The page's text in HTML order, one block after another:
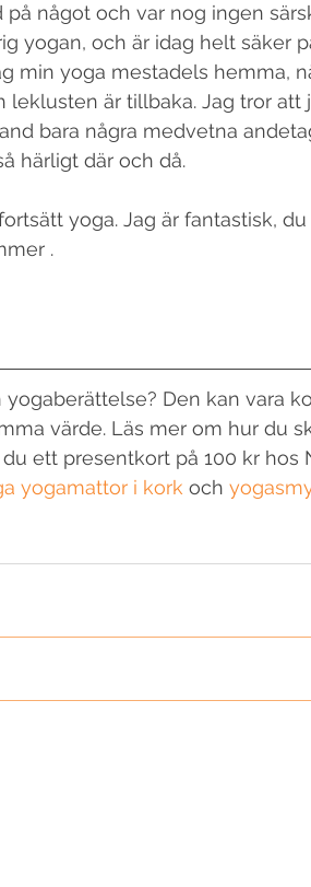
något och var nog ingen
yogan, och är idag helt säker
min yoga mestadels hemma,
är tillbaka. Jag tror att
bara några medvetna
härligt där och då.
yoga. Jag är fantastisk,
.
Den kan vara
värde. Läs mer om hur du
ett presentkort på 100 kr hos
yogamattor i kork och